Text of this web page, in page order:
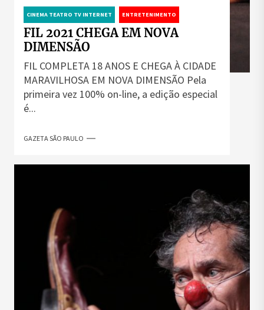
CINEMA TEATRO TV INTERNET ENTRETENIMENTO
FIL 2021 CHEGA EM NOVA
DIMENSÃO
FIL COMPLETA 18 ANOS E CHEGA À CIDADE
MARAVILHOSA EM NOVA DIMENSÃO Pela
primeira vez 100% on-line, a edição especial
é...
GAZETA SÃO PAULO